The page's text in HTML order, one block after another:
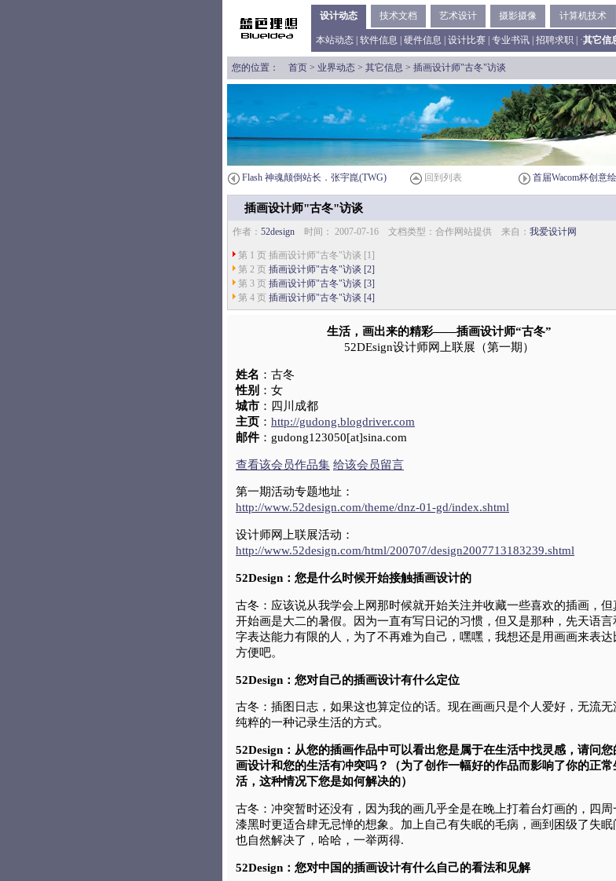
设计动态 技术文档 艺术设计 摄影摄像 计算机技术
本站动态 软件信息 硬件信息 设计比赛 专业书讯 招聘求职 | ·其它信
您的位置： 首页 > 业界动态 > 其它信息 > 插画设计师"古冬"访谈
Flash 神魂颠倒站长．张宇崑(TWG) 回到列表 首届Wacom杯创意
插画设计师"古冬"访谈
作者： 52design 时间： 2007-07-16 文档类型：合作网站提供 来自： 我爱设计网
第 1 页 插画设计师"古冬"访谈 [1]
第 2 页 插画设计师"古冬"访谈 [2]
第 3 页 插画设计师"古冬"访谈 [3]
第 4 页 插画设计师"古冬"访谈 [4]
生活，画出来的精彩——插画设计师“古冬”
52DEsign设计师网上联展（第一期）
姓名 ：古冬
性别 ：女
城市 ：四川成都
主页 ： http://gudong.blogdriver.com
邮件 ：gudong123050[at]sina.com
查看该会员作品集 给该会员留言
第一期活动专题地址：
http://www.52design.com/theme/dnz-01-gd/index.shtml
设计师网上联展活动：
http://www.52design.com/html/200707/design2007713183239.shtml
52Design：您是什么时候开始接触插画设计的
古冬：应该说从我学会上网那时候就开始关注并收藏一些喜欢的插画，但
开始画是大二的暑假。因为一直有写日记的习惯，但又是那种，先天语言
字表达能力有限的人，为了不再难为自己，嘿嘿，我想还是用画画来表达
方便吧。
52Design：您对自己的插画设计有什么定位
古冬：插图日志，如果这也算定位的话。现在画画只是个人爱好，无流无
纯粹的一种记录生活的方式。
52Design：从您的插画作品中可以看出您是属于在生活中找灵感，请问您
画设计和您的生活有冲突吗？（为了创作一幅好的作品而影响了你的正常
活，这种情况下您是如何解决的）
古冬：冲突暂时还没有，因为我的画几乎全是在晚上打着台灯画的，四周
漆黑时更适合肆无忌惮的想象。加上自己有失眠的毛病，画到困级了失眠
也自然解决了，哈哈，一举两得.
52Design：您对中国的插画设计有什么自己的看法和见解